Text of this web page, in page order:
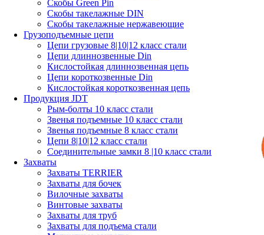
Скобы Green Pin
Скобы такелажные DIN
Скобы такелажные нержавеющие
Грузоподъемные цепи
Цепи грузовые 8|10|12 класс стали
Цепи длиннозвенные Din
Кислостойкая длиннозвенная цепь
Цепи короткозвенные Din
Кислостойкая короткозвенная цепь
Продукция JDT
Рым-болты 10 класс стали
Звенья подъемные 10 класс стали
Звенья подъемные 8 класс стали
Цепи 8|10|12 класс стали
Соединительные замки 8 |10 класс стали
Захваты
Захваты TERRIER
Захваты для бочек
Вилочные захваты
Винтовые захваты
Захваты для труб
Захваты для подъема стали